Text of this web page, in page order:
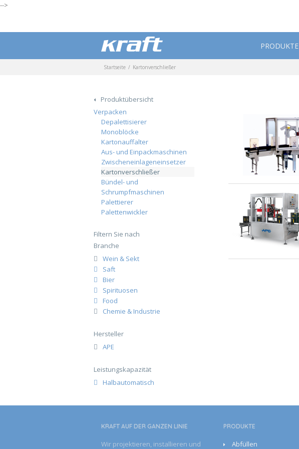
-->
PRODUKTE
Startseite Kartonverschließer
Produktübersicht
Verpacken
Depalettisierer
Monoblöcke
Kartonauffalter
Aus- und Einpackmaschinen
Zwischeneinlageneinsetzer
Kartonverschließer
Bündel- und
Schrumpfmaschinen
Palettierer
Palettenwickler
Filtern Sie nach
Branche
Wein & Sekt
Saft
Bier
Spirituosen
Food
Chemie & Industrie
Hersteller
APE
Leistungskapazität
Halbautomatisch
KRAFT AUF DER GANZEN­ LINIE
Wir projektieren, installieren und
PRODUKTE
Abfüllen